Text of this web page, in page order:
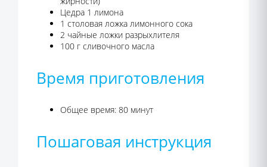
Цедра 1 лимона
1 столовая ложка лимонного сока
2 чайные ложки разрыхлителя
100 г сливочного масла
Время приготовления
Общее время: 80 минут
Пошаговая инструкция